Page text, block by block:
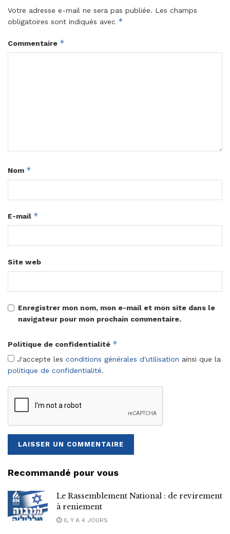
Votre adresse e-mail ne sera pas publiée. Les champs
obligatoires sont indiqués avec *
Commentaire *
Nom *
E-mail *
Site web
Enregistrer mon nom, mon e-mail et mon site dans le
navigateur pour mon prochain commentaire.
Politique de confidentialité *
J'accepte les conditions générales d'utilisation ainsi que la
politique de confidentialité.
Recommandé pour vous
Le Rassemblement National : de revirement
à reniement
IL Y A 4 JOURS